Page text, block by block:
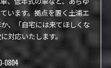
います。拠点を置く土浦エ
、「自宅には来てほしくな
対応いたします。
0804